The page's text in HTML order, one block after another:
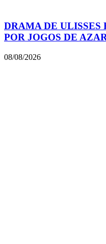
DRAMA DE ULISSES
POR JOGOS DE
08/08/2026